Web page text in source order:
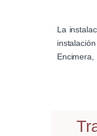
La
Encimera,